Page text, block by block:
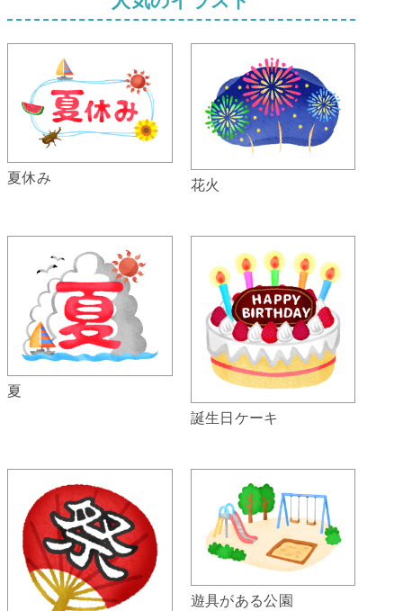
夏休み 花火
夏
誕生日ケーキ
遊具がある公園